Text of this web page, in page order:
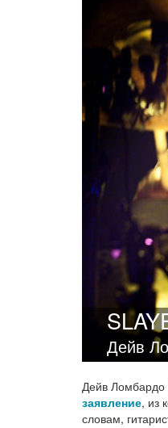
Дейв
Дейв Ломбардо
заявление, из
словам,